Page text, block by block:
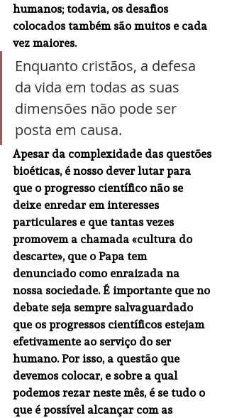
humanos; todavia, os desafios
colocados também são muitos e cada
vez maiores.
Enquanto cristãos, a defesa
da vida em todas as suas
dimensões não pode ser
posta em causa.
Apesar da complexidade das questões
bioéticas, é nosso dever lutar para
que o progresso científico não se
deixe enredar em interesses
particulares e que tantas vezes
promovem a chamada «cultura do
descarte», que o Papa tem
denunciado como enraizada na
nossa sociedade. É importante que no
debate seja sempre salvaguardado
que os progressos científicos estejam
efetivamente ao serviço do ser
humano. Por isso, a questão que
devemos colocar, e sobre a qual
podemos rezar neste mês, é se tudo o
que é possível alcançar com as